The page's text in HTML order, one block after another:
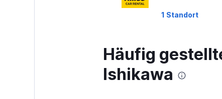
1 Standort
Nissan Rent-
1 Standort
Häufig
Ishikawa